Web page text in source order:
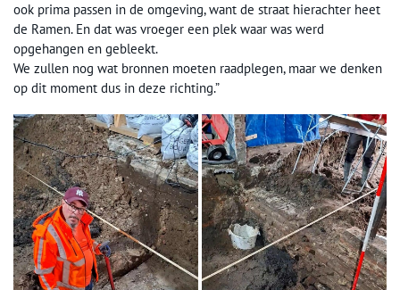
ook prima passen in de omgeving, want de straat hierachter heet
de Ramen. En dat was vroeger een plek waar was werd
opgehangen en gebleekt.
We zullen nog wat bronnen moeten raadplegen, maar we denken
op dit moment dus in deze richting.”